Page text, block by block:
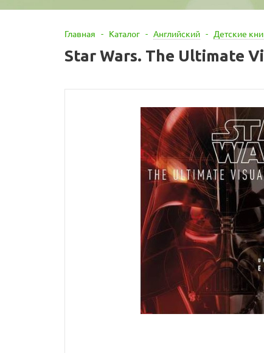
Главная - Каталог - Английский - Детские
Star Wars. The Ultimate